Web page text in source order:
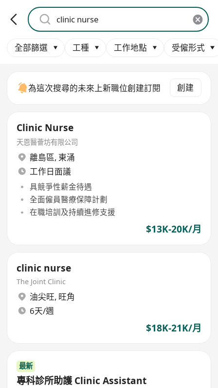
全部篩選 工種 工作地點 受僱形式
為這次搜尋的未來上新職位創建訂閱 創建
Clinic Nurse
天恩醫薈坊有限公司
離島區, 東涌
工作日面議
具競爭性薪金待遇
全面僱員醫療保障計劃
在職培訓及持續進修支援
$13K-20K/月
clinic nurse
The Joint Clinic
油尖旺, 旺角
6天/週
$18K-21K/月
最新
專科診所助護 Clinic Assistant